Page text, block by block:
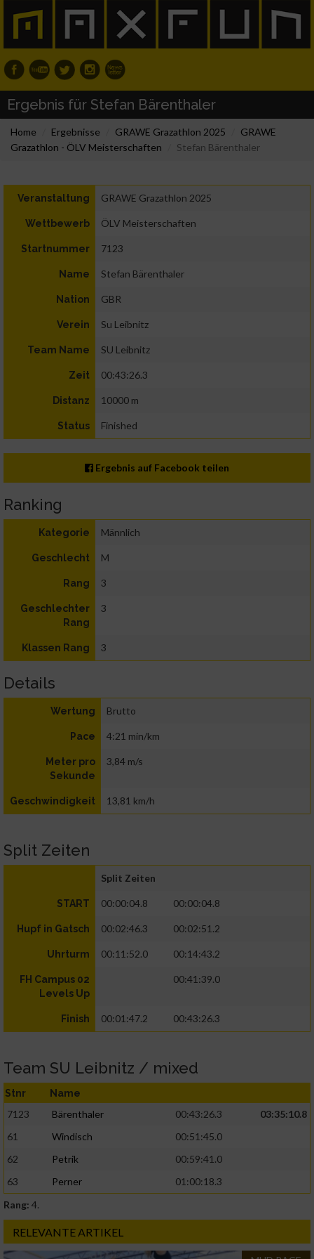
Ergebnis für Stefan Bärenthaler
Home Ergebnisse GRAWE Grazathlon 2025
GRAWE
Grazathlon - ÖLV Meisterschaften
Stefan Bärenthaler
Veranstaltung GRAWE Grazathlon 2025
Wettbewerb ÖLV Meisterschaften
Startnummer 7123
Name Stefan Bärenthaler
Nation GBR
Verein Su Leibnitz
Team Name SU Leibnitz
Zeit 00:43:26.3
Distanz 10000 m
Status Finished
Ergebnis auf Facebook teilen
Ranking
Kategorie Männlich
Geschlecht M
Rang 3
Geschlechter
Rang
3
Klassen Rang 3
Details
Wertung Brutto
Pace 4:21 min/km
Meter pro
Sekunde
3,84 m/s
Geschwindigkeit 13,81 km/h
Split Zeiten
Split Zeiten
START 00:00:04.8 00:00:04.8
Hupf in Gatsch 00:02:46.3 00:02:51.2
Uhrturm 00:11:52.0 00:14:43.2
FH Campus 02
Levels Up
00:41:39.0
Finish 00:01:47.2 00:43:26.3
Team SU Leibnitz / mixed
Stnr Name
7123 Bärenthaler 00:43:26.3
03:35:10.8
61
Windisch
00:51:45.0
62
Petrik
00:59:41.0
63
Perner
01:00:18.3
Rang: 4.
RELEVANTE ARTIKEL